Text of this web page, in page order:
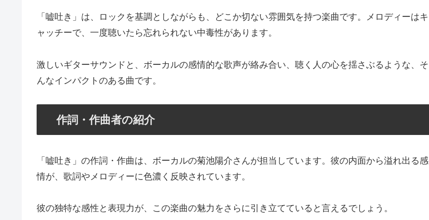
「嘘吐き」は、ロックを基調としながらも、どこか切ない雰囲気を持つ楽曲です。メロディーはキ
ャッチーで、一度聴いたら忘れられない中毒性があります。
激しいギターサウンドと、ボーカルの感情的な歌声が絡み合い、聴く人の心を揺さぶるような、そ
んなインパクトのある曲です。
作詞・作曲者の紹介
「嘘吐き」の作詞・作曲は、ボーカルの菊池陽介さんが担当しています。彼の内面から溢れ出る感
情が、歌詞やメロディーに色濃く反映されています。
彼の独特な感性と表現力が、この楽曲の魅力をさらに引き立てていると言えるでしょう。